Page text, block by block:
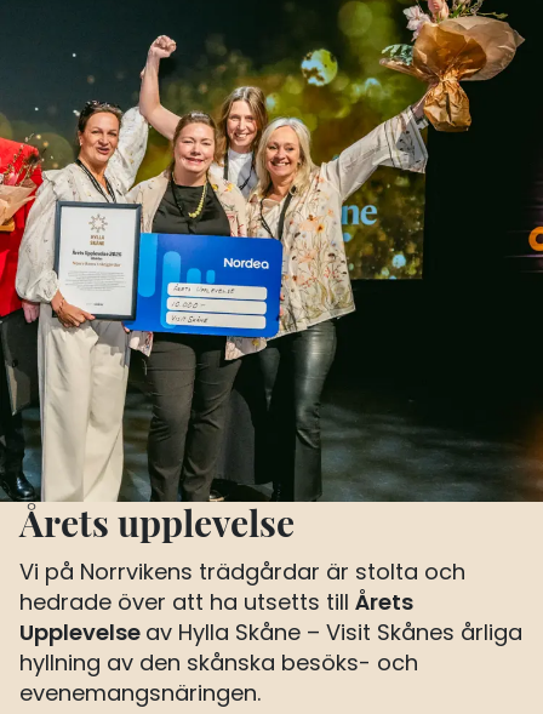
Årets upplevelse
Vi på Norrvikens trädgårdar är stolta och
hedrade över att ha utsetts till Årets
Upplevelseav Hylla Skåne – Visit Skånes årliga
hyllning av den skånska besöks- och
evenemangsnäringen.